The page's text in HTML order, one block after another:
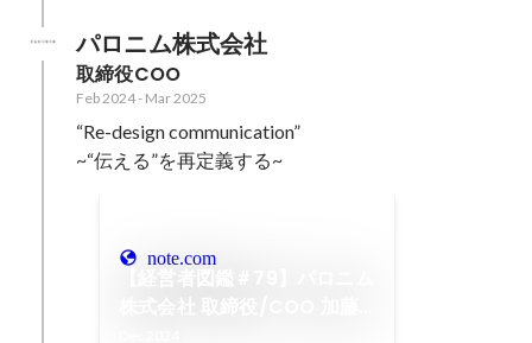
パロニム株式会社
取締役COO
Feb 2024- Mar 2025
“Re-design communication”
~“伝える”を再定義する~
note.com